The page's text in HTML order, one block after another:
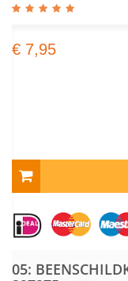
€ 7,95
05: